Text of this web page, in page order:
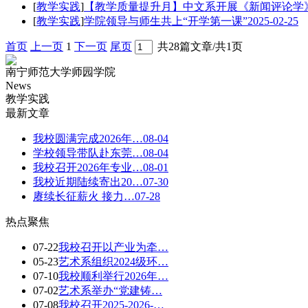
[教学实践] 【教学质量提升月】中文系开展《新闻评论
[教学实践]学院领导与师生共上“开学第一课”2025-02-25
首页 上一页 1 下一页 尾页 共28篇文章/共1页
南宁师范大学师园学院
News
教学实践
最新文章
我校圆满完成2026年…08-04
学校领导带队赴东莞…08-04
我校召开2026年专业…08-01
我校近期陆续寄出20…07-30
赓续长征薪火 接力…07-28
热点聚焦
07-22我校召开以产业为牵…
05-23艺术系组织2024级环…
07-10我校顺利举行2026年…
07-02艺术系举办“党建铸…
07-08我校召开2025-2026-…